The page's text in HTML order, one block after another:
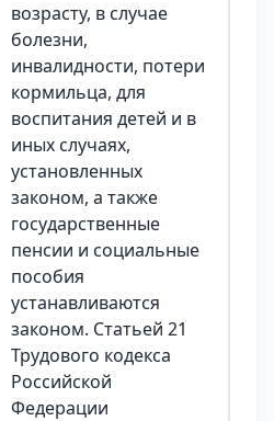
возрасту, в случае
болезни,
инвалидности, потери
кормильца, для
воспитания детей и в
иных случаях,
установленных
законом, а также
государственные
пенсии и социальные
пособия
устанавливаются
законом. Статьей 21
Трудового кодекса
Российской
Федерации